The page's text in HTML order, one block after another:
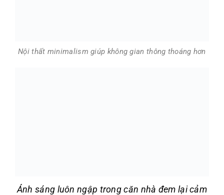
Nội thất minimalism giúp không gian thông thoáng hơn
Ánh sáng luôn ngập trong căn nhà đem lại cảm